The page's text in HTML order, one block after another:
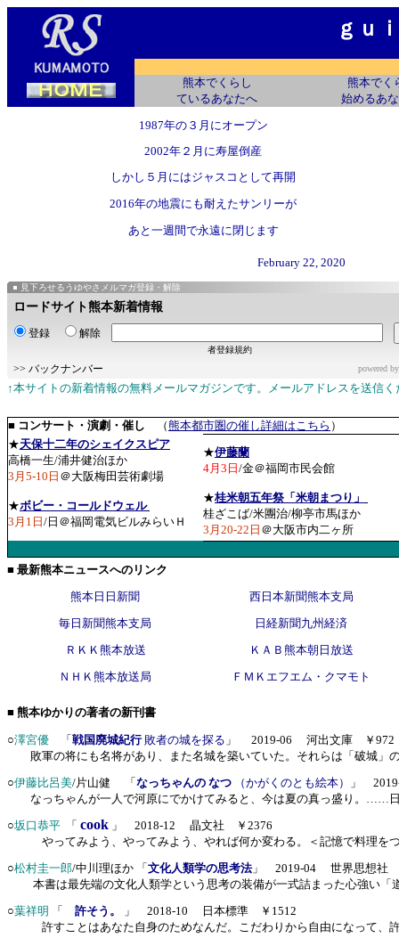
ｇｕ
熊本でくらし
ているあなたへ
熊本でく
始めるあ
1987年の３月にオープン
2002年２月に寿屋倒産
しかし５月にはジャスコとして再開
2016年の地震にも耐えたサンリーが
あと一週間で永遠に閉じます
February 22, 2020
見下ろせるうゆやさメルマガ登録・解除
ロードサイト熊本新着情報
登録 解除
者登録規約
>> バックナンバー powered
↑本サイトの新着情報の無料メールマガジンです。メールアドレスを送信く
■ コンサート・演劇・催し （熊本都市圏の催し詳細はこちら ）
★天保十二年のシェイクスピア
高橋一生/浦井健治ほか
3 月5-10日 ＠大阪梅田芸術劇場
★伊藤蘭
4月3日 /金＠福岡市民会館
★ボビー・コールドウェル
3月1日 /日＠福岡電気ビルみらいＨ
★桂米朝五年祭「米朝まつり」
桂ざこば/米團治/柳亭市馬ほか
3月20-22日 ＠大阪市内二ヶ所
■ 最新熊本ニュースへのリンク
熊本日日新聞
西日本新聞熊本支局
毎日新聞熊本支局
日経新聞九州経済
ＲＫＫ熊本放送
ＫＡＢ熊本朝日放送
ＮＨＫ熊本放送局
ＦＭＫエフエム・クマモト
■ 熊本ゆかりの著者の新刊書
○澤宮優 「 戦国廃城紀行敗者の城を探る 」 2019-06 河出文庫 ￥972
敗軍の将にも名将があり、また名城を築いていた。それらは「破城」
○伊藤比呂美/片山健 「 なっちゃんの なつ （かがくのとも絵本）
」
なっちゃんが一人で河原にでかけてみると、今は夏の真っ盛り。……日
○坂口恭平 「 cook 」 2018-12 晶文社 ￥2376
やってみよう、やってみよう、やれば何か変わる。＜記憶で料理をつ
○松村圭一郎/中川理ほか 「 文化人類学の思考法」 2019-04 世界思想社
本書は最先端の文化人類学という思考の装備が一式詰まった心強い「
○葉祥明 「 許そう。 」 2018-10 日本標準 ￥1512
許すことはあなた自身のためなんだ。こだわりから自由になって、許